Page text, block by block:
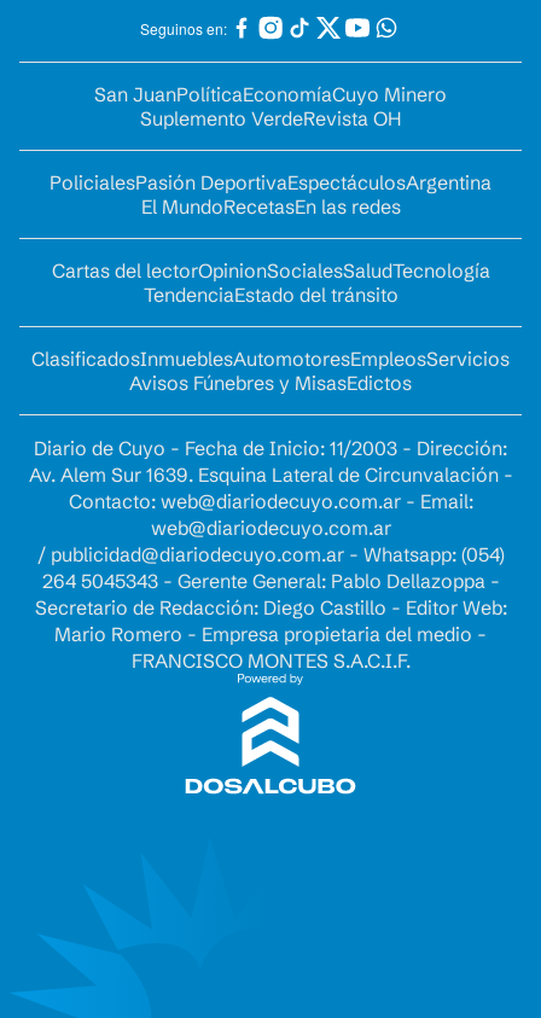
Seguinos en:
San JuanPolíticaEconomíaCuyo Minero
Suplemento VerdeRevista OH
PolicialesPasión DeportivaEspectáculosArgentina
El MundoRecetasEn las redes
Cartas del lectorOpinionSocialesSaludTecnología
TendenciaEstado del tránsito
ClasificadosInmueblesAutomotoresEmpleosServicios
Avisos Fúnebres y MisasEdictos
Diario de Cuyo - Fecha de Inicio: 11/2003 - Dirección:
Av. Alem Sur 1639. Esquina Lateral de Circunvalación -
Contacto: web@diariodecuyo.com.ar- Email:
web@diariodecuyo.com.ar
/ publicidad@diariodecuyo.com.ar- Whatsapp: (054)
264 5045343 - Gerente General: Pablo Dellazoppa -
Secretario de Redacción: Diego Castillo - Editor Web:
Mario Romero - Empresa propietaria del medio -
FRANCISCO MONTES S.A.C.I.F.